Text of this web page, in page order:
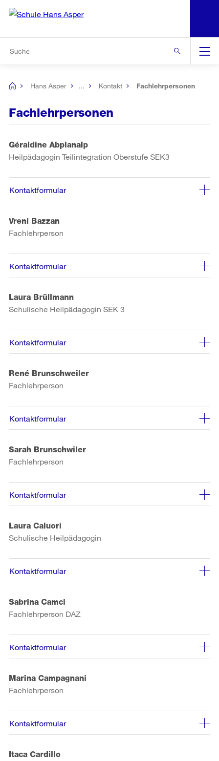
Navigation
[no
Hans Asper ... Kontakt Fachlehrpersonen
Fachlehrpersonen
Géraldine Abplanalp
Heilpädagogin Teilintegration Oberstufe SEK3
Kontaktformular
Vreni Bazzan
Fachlehrperson
Kontaktformular
Laura Brüllmann
Schulische Heilpädagogin SEK 3
Kontaktformular
René Brunschweiler
Fachlehrperson
Kontaktformular
Sarah Brunschwiler
Fachlehrperson
Kontaktformular
Laura Caluori
Schulische Heilpädagogin
Kontaktformular
Sabrina Camci
Fachlehrperson DAZ
Kontaktformular
Marina Campagnani
Fachlehrperson
Kontaktformular
Itaca Cardillo